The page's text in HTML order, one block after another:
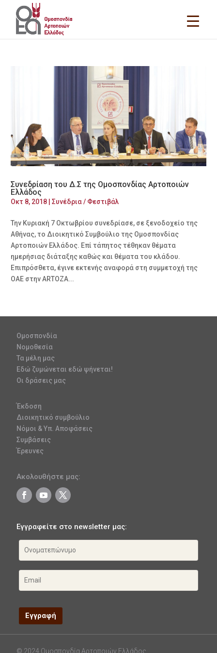
Συνεδρίαση του Δ.Σ της Ομοσπονδίας Αρτοποιών
Ελλάδος
Οκτ 8, 2018 |Συνέδρια / Φεστιβάλ
Την Κυριακή 7 Οκτωβρίου συνεδρίασε, σε ξενοδοχείο της
Αθήνας, το Διοικητικό Συμβούλιο της Ομοσπονδίας
Αρτοποιών Ελλάδος. Επί τάπητος τέθηκαν θέματα
ημερήσιας διάταξης καθώς και θέματα του κλάδου.
Επιπρόσθετα, έγινε εκτενής αναφορά στη συμμετοχή της
ΟΑΕ στην ARTOZA...
Ομοσπονδία
Νομοθεσία
Τα μέλη μας
Εδώ ζυμώνεται εδώ ψήνεται!
Οι δράσεις μας
Έκδοση
Διοικητικό συμβούλιο
Νόμοι & Υπ. Αποφάσεις
Συμβάσεις
Έρευνες
Ακολουθήστε μας:
Εγγραφείτε στο newsletter μας:
© 2024 Ομοσπονδία Αρτοποιών Ελλάδος